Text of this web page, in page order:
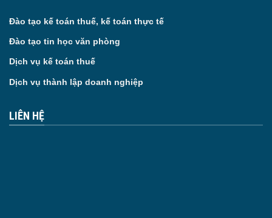
Đào tạo kế toán thuế, kế toán thực tế
Đào tạo tin học văn phòng
Dịch vụ kế toán thuế
Dịch vụ thành lập doanh nghiệp
LIÊN HỆ